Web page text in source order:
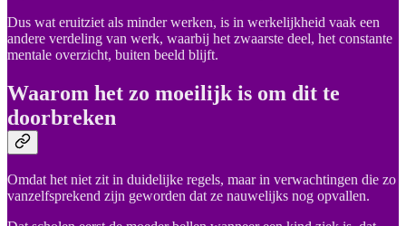
Dus wat eruitziet als minder werken, is in werkelijkheid vaak een
andere verdeling van werk, waarbij het zwaarste deel, het constante
mentale overzicht, buiten beeld blijft.
Waarom het zo moeilijk is om dit te
doorbreken
Omdat het niet zit in duidelijke regels, maar in verwachtingen die zo
vanzelfsprekend zijn geworden dat ze nauwelijks nog opvallen.